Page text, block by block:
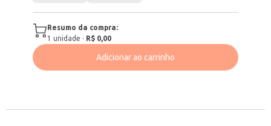
Resumo da compra:
1 unidade · R$ 0,00
Adicionar ao carrinho